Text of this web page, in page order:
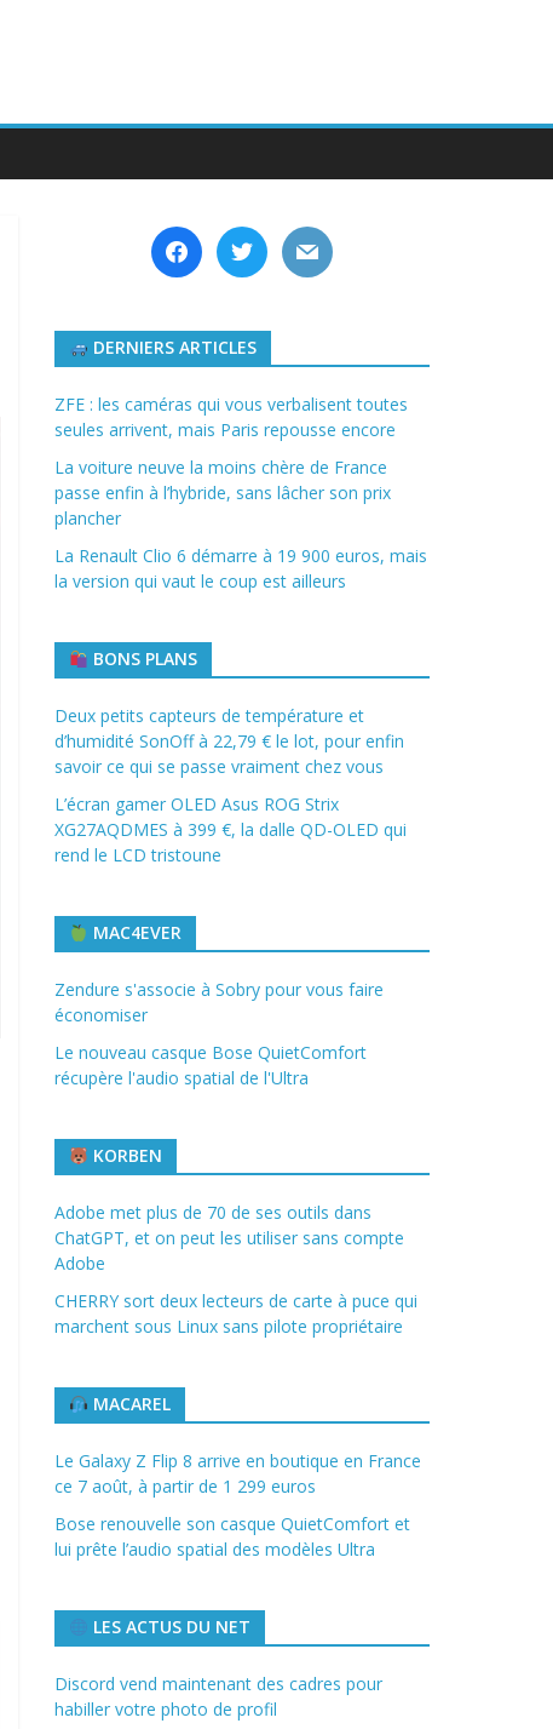
facebooktwitter mail
DERNIERS ARTICLES
ZFE : les caméras qui vous verbalisent toutes
seules arrivent, mais Paris repousse encore
La voiture neuve la moins chère de France
passe enfin à l’hybride, sans lâcher son prix
plancher
La Renault Clio 6 démarre à 19 900 euros, mais
la version qui vaut le coup est ailleurs
BONS PLANS
Deux petits capteurs de température et
d’humidité SonOff à 22,79 € le lot, pour enfin
savoir ce qui se passe vraiment chez vous
L’écran gamer OLED Asus ROG Strix
XG27AQDMES à 399 €, la dalle QD-OLED qui
rend le LCD tristoune
MAC4EVER
Zendure s'associe à Sobry pour vous faire
économiser
Le nouveau casque Bose QuietComfort
récupère l'audio spatial de l'Ultra
KORBEN
Adobe met plus de 70 de ses outils dans
ChatGPT, et on peut les utiliser sans compte
Adobe
CHERRY sort deux lecteurs de carte à puce qui
marchent sous Linux sans pilote propriétaire
MACAREL
Le Galaxy Z Flip 8 arrive en boutique en France
ce 7 août, à partir de 1 299 euros
Bose renouvelle son casque QuietComfort et
lui prête l’audio spatial des modèles Ultra
LES ACTUS DU NET
Discord vend maintenant des cadres pour
habiller votre photo de profil